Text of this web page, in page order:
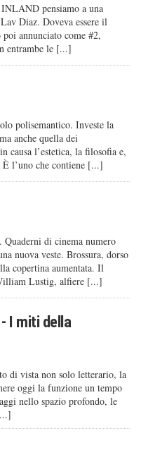
pensiamo a una
Diaz. Doveva essere il
annunciato come #2,
entrambe le [...]
polisemantico. Investe la
anche quella dei
causa l’estetica, la filosofia e,
l’uno che contiene [...]
di cinema numero
nuova veste. Brossura, dorso
copertina aumentata. Il
Lustig, alfiere [...]
I miti della
di vista non solo letterario, la
oggi la funzione un tempo
nello spazio profondo, le